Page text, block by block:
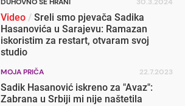
Video / Sreli smo pjevača Sadika
Hasanovića u Sarajevu: Ramazan
iskoristim za restart, otvaram svoj
studio
MOJA PRIČA 22.7.2023
Sadik Hasanović iskreno za "Avaz":
Zabrana u Srbiji mi nije naštetila